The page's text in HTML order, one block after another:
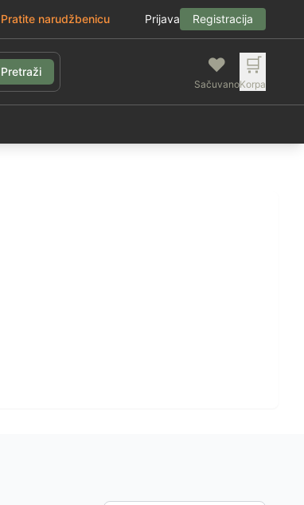
Pratite narudžbenicu Prijava Registracija
Pretraži ❤️
Sačuvano
🛒
Korpa